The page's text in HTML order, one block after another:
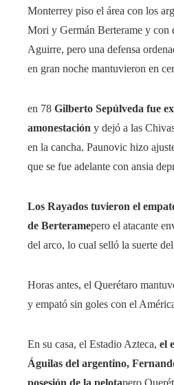
Monterrey piso el área con los
Mori y Germán Berterame y con
Aguirre, pero una defensa
en gran noche mantuvieron en
en 78 Gilberto Sepúlveda fue
amonestación y dejó a las
en la cancha. Paunovic hizo
que se fue adelante con ansia
Los Rayados tuvieron el
de Berteramepero el atacante
del arco, lo cual selló la suerte
Horas antes, el Querétaro
y empató sin goles con el
En su casa, el Estadio Azteca, el
Águilas del argentino,
posesión de la pelotapero